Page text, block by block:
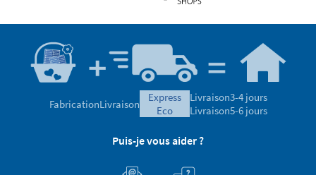
FabricationLivraison
express
eco
Livraison3-4 jours
Livraison5-6 jours
Puis-je vous aider ?